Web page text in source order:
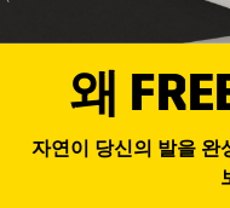
왜
자연이 당신의 발을 완